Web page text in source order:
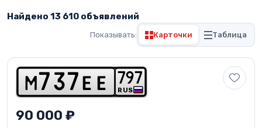
Найдено 13 610 объявлений
Показывать: Карточки Таблица
m 7 3 7 e e RUS
79 7
90 000 ₽